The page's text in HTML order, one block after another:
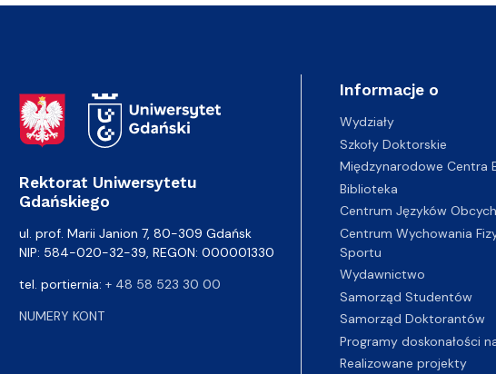
Adres Rektoratu
Rektorat Uniwersytetu
Gdańskiego
ul. prof. Marii Janion 7, 80-309 Gdańsk
NIP: 584-020-32-39, REGON: 000001330
tel. portiernia: + 48 58 523 30 00
NUMERY KONT
Informacje o
Wydziały
Szkoły Doktorskie
Międzynarodowe Centra
Biblioteka
Centrum Języków Obcych
Centrum Wychowania
Sportu
Wydawnictwo
Samorząd Studentów
Samorząd Doktorantów
Programy doskonałości
Realizowane projekty